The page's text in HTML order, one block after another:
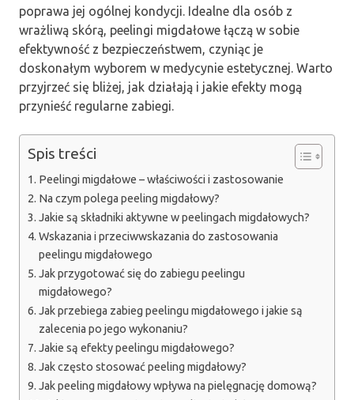
poprawa jej ogólnej kondycji. Idealne dla osób z
wrażliwą skórą, peelingi migdałowe łączą w sobie
efektywność z bezpieczeństwem, czyniąc je
doskonałym wyborem w medycynie estetycznej. Warto
przyjrzeć się bliżej, jak działają i jakie efekty mogą
przynieść regularne zabiegi.
Spis treści
Peelingi migdałowe – właściwości i zastosowanie
Na czym polega peeling migdałowy?
Jakie są składniki aktywne w peelingach migdałowych?
Wskazania i przeciwwskazania do zastosowania
peelingu migdałowego
Jak przygotować się do zabiegu peelingu
migdałowego?
Jak przebiega zabieg peelingu migdałowego i jakie są
zalecenia po jego wykonaniu?
Jakie są efekty peelingu migdałowego?
Jak często stosować peeling migdałowy?
Jak peeling migdałowy wpływa na pielęgnację domową?